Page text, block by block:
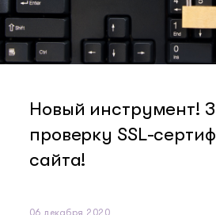
Новый инструмент!
проверку SSL-
сайта!
06 декабря 2020